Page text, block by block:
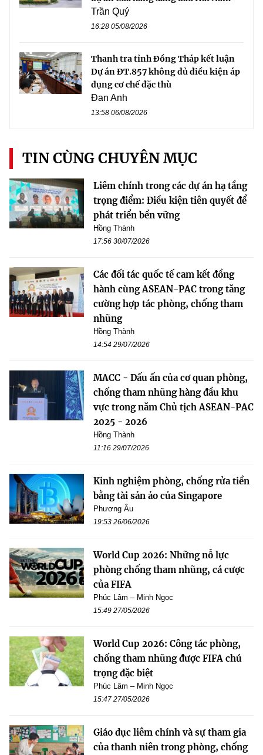
Trần Quý
16:28 05/08/2026
Thanh tra tỉnh Đồng Tháp kết luận
Dự án ĐT.857 không đủ điều kiện áp
dụng cơ chế đặc thù
Đan Anh
13:58 06/08/2026
TIN CÙNG CHUYÊN MỤC
Liêm chính trong các dự án hạ tầng
trọng điểm: Điều kiện tiên quyết để
phát triển bền vững
Hồng Thành
17:56 30/07/2026
Các đối tác quốc tế cam kết đồng
hành cùng ASEAN-PAC trong tăng
cường hợp tác phòng, chống tham
nhũng
Hồng Thành
14:54 29/07/2026
MACC - Dấu ấn của cơ quan phòng,
chống tham nhũng hàng đầu khu
vực trong năm Chủ tịch ASEAN-PAC
2025 - 2026
Hồng Thành
11:16 29/07/2026
Kinh nghiệm phòng, chống rửa tiền
bằng tài sản ảo của Singapore
Phương Âu
19:53 26/06/2026
World Cup 2026: Những nỗ lực
phòng chống tham nhũng, cá cược
của FIFA
Phúc Lâm – Minh Ngọc
15:49 27/05/2026
World Cup 2026: Công tác phòng,
chống tham nhũng được FIFA chú
trọng đặc biệt
Phúc Lâm – Minh Ngọc
15:47 27/05/2026
Giáo dục liêm chính và sự tham gia
của thanh niên trong phòng, chống